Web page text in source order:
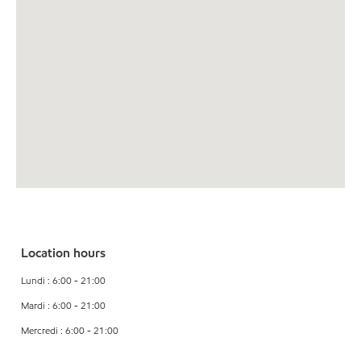
Location hours
Lundi : 6:00 - 21:00
Mardi : 6:00 - 21:00
Mercredi : 6:00 - 21:00